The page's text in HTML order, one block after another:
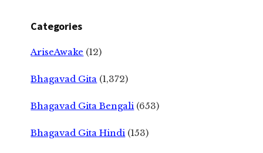
Categories
AriseAwake (12)
Bhagavad Gita (1,372)
Bhagavad Gita Bengali (653)
Bhagavad Gita Hindi (153)